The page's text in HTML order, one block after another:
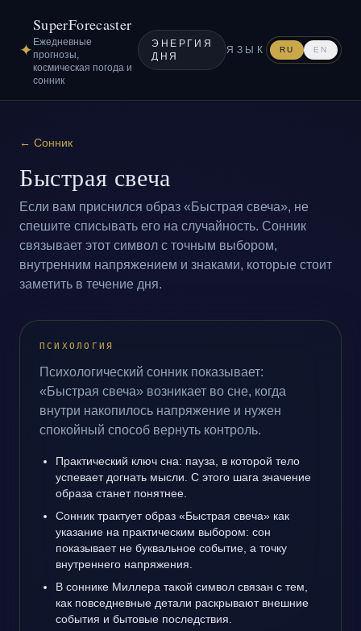
✦
SuperForecaster
Ежедневные
прогнозы,
космическая погода и
сонник
ЭНЕРГИЯ
ДНЯ
ЯЗЫК RU EN
← Сонник
Быстрая свеча
Если вам приснился образ «Быстрая свеча», не
спешите списывать его на случайность. Сонник
связывает этот символ с точным выбором,
внутренним напряжением и знаками, которые стоит
заметить в течение дня.
ПСИХОЛОГИЯ
Психологический сонник показывает:
«Быстрая свеча» возникает во сне, когда
внутри накопилось напряжение и нужен
спокойный способ вернуть контроль.
Практический ключ сна: пауза, в которой тело
успевает догнать мысли. С этого шага значение
образа станет понятнее.
Сонник трактует образ «Быстрая свеча» как
указание на практическим выбором: сон
показывает не буквальное событие, а точку
внутреннего напряжения.
В соннике Миллера такой символ связан с тем,
как повседневные детали раскрывают внешние
события и бытовые последствия.